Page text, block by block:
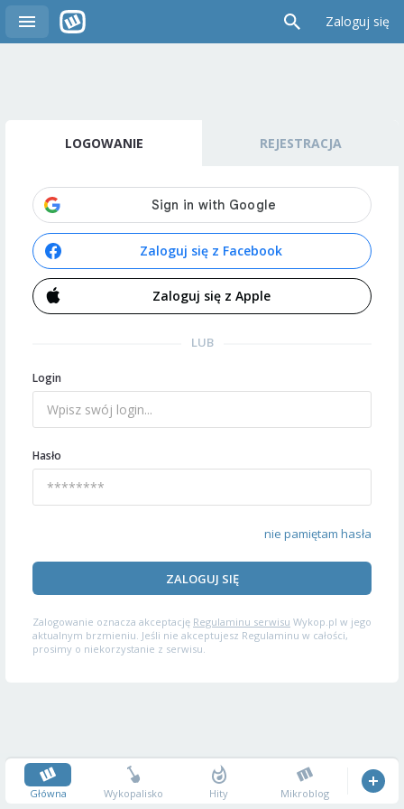
Zaloguj się
LOGOWANIE REJESTRACJA
Zaloguj się z Facebook
Zaloguj się z Apple
LUB
Login
Hasło
nie pamiętam hasła
ZALOGUJ SIĘ
Zalogowanie oznacza akceptację Regulaminu serwisu Wykop.pl w jego
aktualnym brzmieniu. Jeśli nie akceptujesz Regulaminu w całości,
prosimy o niekorzystanie z serwisu.
Główna Wykopalisko Hity Mikroblog